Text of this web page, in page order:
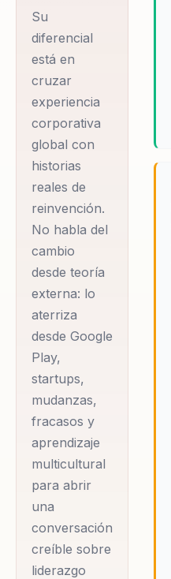
histórica lo
presenta como
ex-CMO de
Google Play y
como una voz
orientada a
liderazgo audaz,
reinvención,
innovación y
organizacional. Su
propuesta parte
de experiencias
reales, no de
teoría abstracta:
cambios de país,
mudanzas,
fracasos,
aprendizaje en
mercados globales
y trabajo directo
con ejecutivos y
Desde ahí abre
conversaciones
Su
diferencial
está en
cruzar
experiencia
corporativa
global con
historias
reales de
reinvención.
No habla del
cambio
desde teoría
externa: lo
aterriza
desde Google
Play,
startups,
mudanzas,
fracasos y
aprendizaje
multicultural
para abrir
una
conversación
creíble sobre
liderazgo